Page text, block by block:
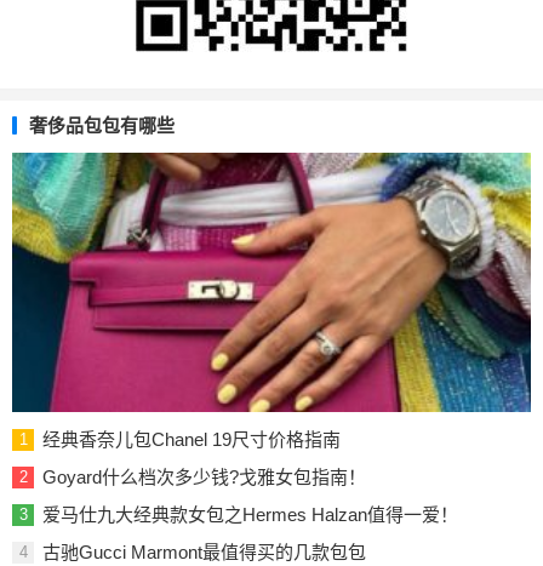
奢侈品包包有哪些
1 经典香奈儿包Chanel 19尺寸价格指南
2 Goyard什么档次多少钱?戈雅女包指南！
3 爱马仕九大经典款女包之Hermes Halzan值得一爱！
4 古驰Gucci Marmont最值得买的几款包包